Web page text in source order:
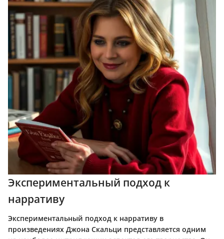
Экспериментальный подход к
нарративу
Экспериментальный подход к нарративу в
произведениях Джона Скальци представляется одним